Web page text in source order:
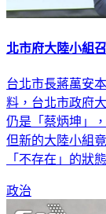
北市府大陸小組
台北市長蔣萬安
料，台北市政府
仍是「蔡炳坤」
但新的大陸小組
「不存在」的狀
政治